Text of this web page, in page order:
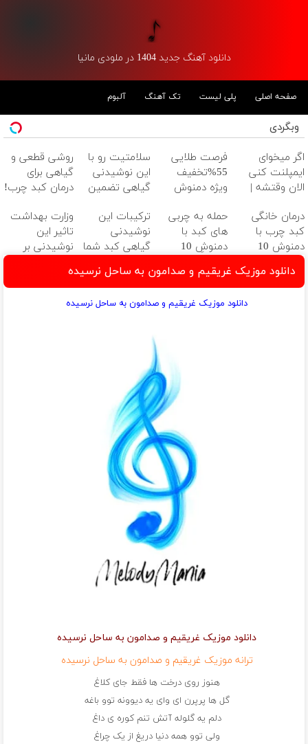
دانلود آهنگ جدید 1404 در ملودی مانیا
صفحه اصلی پلی لیست تک آهنگ آلبوم
وبگردی
اگر میخوای
ایمپلنت کنی
الان وقتشه |
میلیون تومان!!!
فرصت طلایی
55%تخفیف
ویژه دمنوش
سلامتیت رو با
این نوشیدنی
گیاهی تضمین
امشب)
روشی قطعی و
گیاهی برای
درمان کبد چرب!
با55% تخفیف
ویژه
درمان خانگی
کبد چرب با
دمنوش 10
تخفیف
حمله به چربی
های کبد با
دمنوشِ 10
امشب)
ترکیبات این
نوشیدنی
گیاهی کبد شما
کند!
با55%تخفیف
وزارت بهداشت
تاثیر این
نوشیدنی بر
تایید
کرد(55%تخفیف)
دانلود موزیک غریقیم و صدامون به ساحل نرسیده
دانلود موزیک غریقیم و صدامون به ساحل نرسیده
دانلود موزیک غریقیم و صدامون به ساحل نرسیده
ترانه موزیک غریقیم و صدامون به ساحل نرسیده
هنوز روی درخت ها فقط جای کلاغ
گل ها پرپرن ای وای یه دیوونه توو باغه
دلم یه گلوله آتش تنم کوره ی داغ
ولی توو همه دنیا دریغ از یک چراغ